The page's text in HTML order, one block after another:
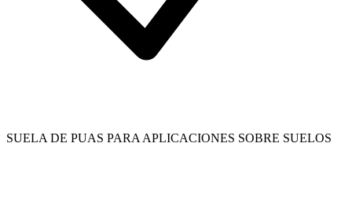
SUELA DE PUAS PARA APLICACIONES SOBRE SUELOS